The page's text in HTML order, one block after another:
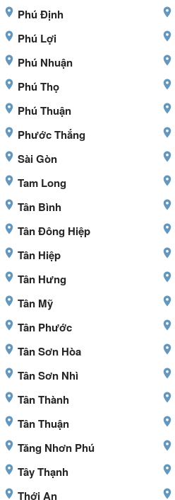
Phú Định
Phú Lợi
Phú Nhuận
Phú Thọ
Phú Thuận
Phước Thắng
Sài Gòn
Tam Long
Tân Bình
Tân Đông Hiệp
Tân Hiệp
Tân Hưng
Tân Mỹ
Tân Phước
Tân Sơn Hòa
Tân Sơn Nhì
Tân Thành
Tân Thuận
Tăng Nhơn Phú
Tây Thạnh
Thới An